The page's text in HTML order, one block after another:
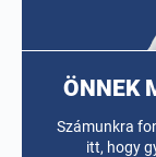
ÖNNEK
Számunkra
itt, hogy